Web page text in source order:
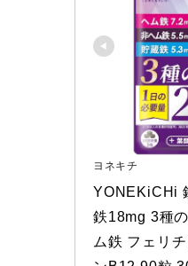
ヨネキチ
YONEKiCHi
鉄18mg 3種
ム鉄 フェリ